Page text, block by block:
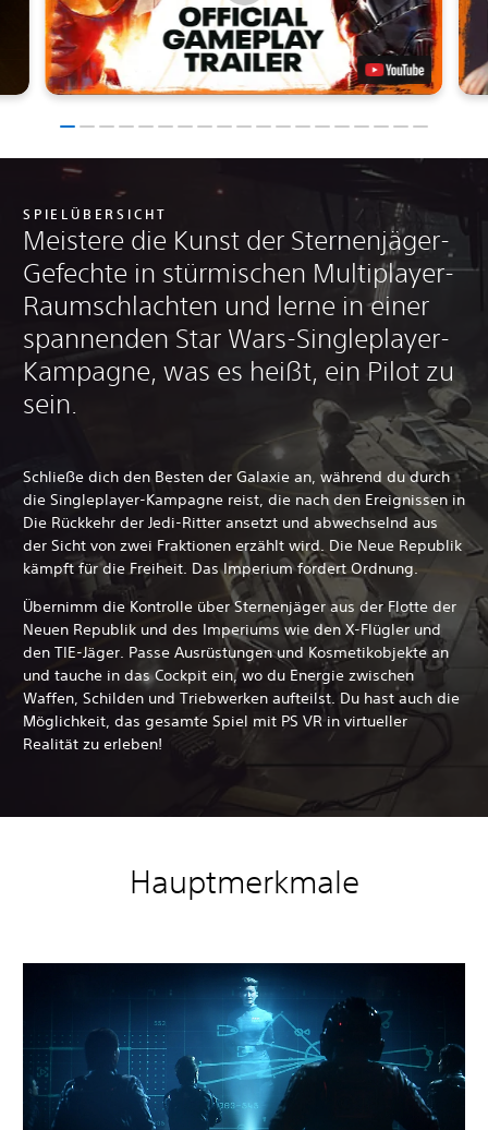
SPIELÜBERSICHT
Meistere die Kunst der Sternenjäger-
Gefechte in stürmischen Multiplayer-
Raumschlachten und lerne in einer
spannenden Star Wars-Singleplayer-
Kampagne, was es heißt, ein Pilot zu
sein.
Schließe dich den Besten der Galaxie an, während du durch
die Singleplayer-Kampagne reist, die nach den Ereignissen in
Die Rückkehr der Jedi-Ritter ansetzt und abwechselnd aus
der Sicht von zwei Fraktionen erzählt wird. Die Neue Republik
kämpft für die Freiheit. Das Imperium fordert Ordnung.
Übernimm die Kontrolle über Sternenjäger aus der Flotte der
Neuen Republik und des Imperiums wie den X-Flügler und
den TIE-Jäger. Passe Ausrüstungen und Kosmetikobjekte an
und tauche in das Cockpit ein, wo du Energie zwischen
Waffen, Schilden und Triebwerken aufteilst. Du hast auch die
Möglichkeit, das gesamte Spiel mit PS VR in virtueller
Realität zu erleben!
Hauptmerkmale